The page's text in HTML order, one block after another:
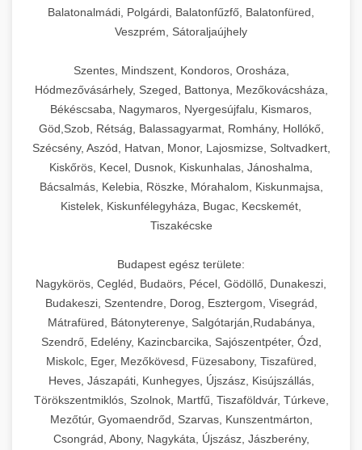
Balatonalmádi, Polgárdi, Balatonfűzfő, Balatonfüred,
Veszprém, Sátoraljaújhely
Szentes, Mindszent, Kondoros, Orosháza,
Hódmezővásárhely, Szeged, Battonya, Mezőkovácsháza,
Békéscsaba, Nagymaros, Nyergesújfalu, Kismaros,
Göd,Szob, Rétság, Balassagyarmat, Romhány, Hollókő,
Szécsény, Aszód, Hatvan, Monor, Lajosmizse, Soltvadkert,
Kiskőrös, Kecel, Dusnok, Kiskunhalas, Jánoshalma,
Bácsalmás, Kelebia, Röszke, Mórahalom, Kiskunmajsa,
Kistelek, Kiskunfélegyháza, Bugac, Kecskemét,
Tiszakécske
Budapest egész területe:
Nagykörös, Cegléd, Budaörs, Pécel, Gödöllő, Dunakeszi,
Budakeszi, Szentendre, Dorog, Esztergom, Visegrád,
Mátrafüred, Bátonyterenye, Salgótarján,Rudabánya,
Szendrő, Edelény, Kazincbarcika, Sajószentpéter, Ózd,
Miskolc, Eger, Mezőkövesd, Füzesabony, Tiszafüred,
Heves, Jászapáti, Kunhegyes, Újszász, Kisújszállás,
Törökszentmiklós, Szolnok, Martfű, Tiszaföldvár, Túrkeve,
Mezőtúr, Gyomaendrőd, Szarvas, Kunszentmárton,
Csongrád, Abony, Nagykáta, Újszász, Jászberény,